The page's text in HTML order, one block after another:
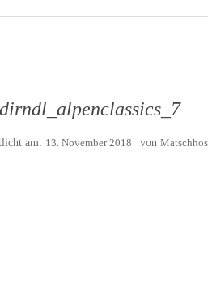
dirndl_alpenclassics_7
am: 13. November 2018 von